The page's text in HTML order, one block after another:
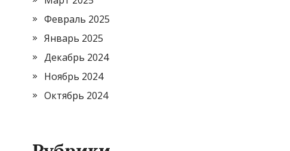
Февраль 2025
Январь 2025
Декабрь 2024
Ноябрь 2024
Октябрь 2024